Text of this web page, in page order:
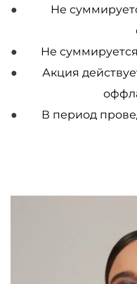
Не
Не
Акция
В период